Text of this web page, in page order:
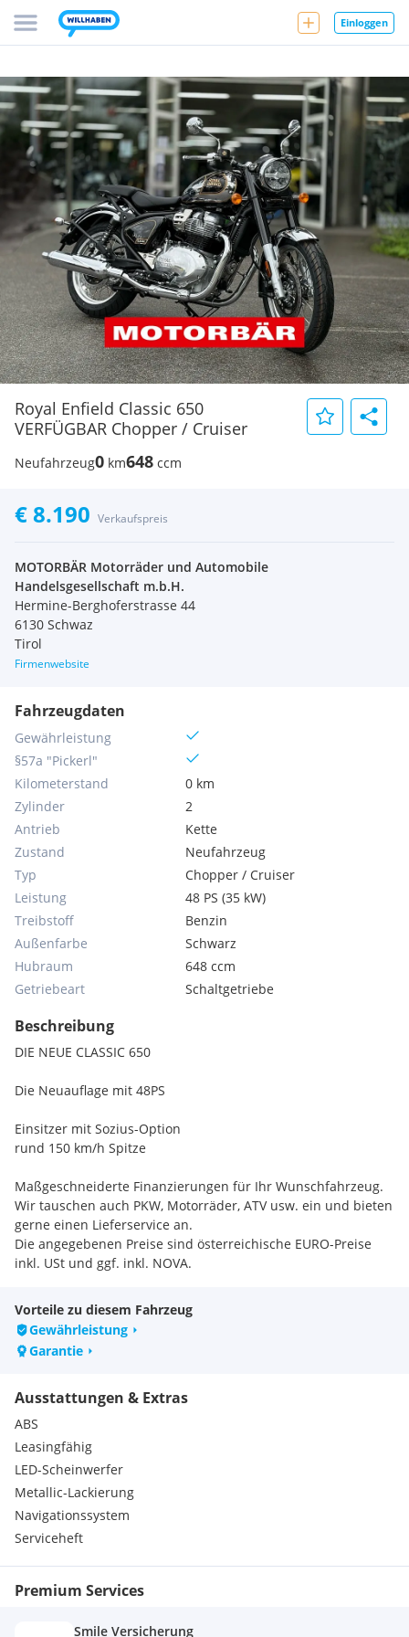
Einloggen
Royal Enfield Classic 650
VERFÜGBAR Chopper / Cruiser
Neufahrzeug0 km648 ccm
€ 8.190 Verkaufspreis
MOTORBÄR Motorräder und Automobile
Handelsgesellschaft m.b.H.
Hermine-Berghoferstrasse 44
6130 Schwaz
Tirol
Firmenwebsite
Fahrzeugdaten
Gewährleistung
§57a "Pickerl"
Kilometerstand
0 km
Zylinder
2
Antrieb
Kette
Zustand
Neufahrzeug
Typ
Chopper / Cruiser
Leistung
48 PS (35 kW)
Treibstoff
Benzin
Außenfarbe
Schwarz
Hubraum
648 ccm
Getriebeart
Schaltgetriebe
Beschreibung
DIE NEUE CLASSIC 650
Die Neuauflage mit 48PS
Einsitzer mit Sozius-Option
rund 150 km/h Spitze
Maßgeschneiderte Finanzierungen für Ihr Wunschfahrzeug.
Wir tauschen auch PKW, Motorräder, ATV usw. ein und bieten
gerne einen Lieferservice an.
Die angegebenen Preise sind österreichische EURO-Preise
inkl. USt und ggf. inkl. NOVA.
USt & NOVA) und führen nur die im Heimatstaat gültigen
Steuern ab.
Bitte vor einer Besichtigung kurz anrufen oder eine E-Mail
schreiben, um die Verfügbarkeit zu sichern.
Vorteile zu diesem Fahrzeug
Gewährleistung
Garantie
Ausstattungen & Extras
ABS
Leasingfähig
LED-Scheinwerfer
Metallic-Lackierung
Navigationssystem
Serviceheft
Premium Services
Smile Versicherung